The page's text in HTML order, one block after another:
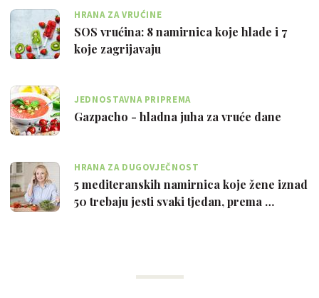
HRANA ZA VRUĆINE
SOS vrućina: 8 namirnica koje hlade i 7
koje zagrijavaju
JEDNOSTAVNA PRIPREMA
Gazpacho - hladna juha za vruće dane
HRANA ZA DUGOVJEČNOST
5 mediteranskih namirnica koje žene iznad
50 trebaju jesti svaki tjedan, prema …